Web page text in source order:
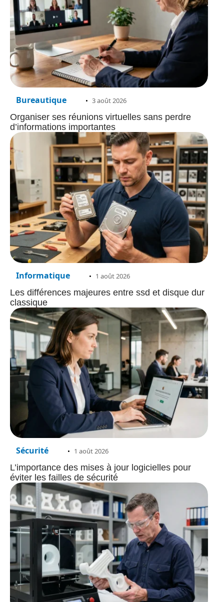
Bureautique 3 août 2026
Organiser ses réunions virtuelles sans perdre
d’informations importantes
Informatique 1 août 2026
Les différences majeures entre ssd et disque dur
classique
Sécurité 1 août 2026
L’importance des mises à jour logicielles pour
éviter les failles de sécurité